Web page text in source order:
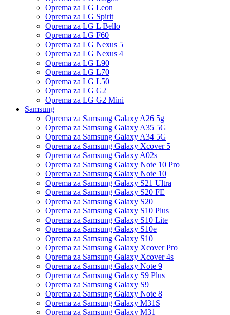
Oprema za LG Leon
Oprema za LG Spirit
Oprema za LG L Bello
Oprema za LG F60
Oprema za LG Nexus 5
Oprema za LG Nexus 4
Oprema za LG L90
Oprema za LG L70
Oprema za LG L50
Oprema za LG G2
Oprema za LG G2 Mini
Samsung
Oprema za Samsung Galaxy A26 5g
Oprema za Samsung Galaxy A35 5G
Oprema za Samsung Galaxy A34 5G
Oprema za Samsung Galaxy Xcover 5
Oprema za Samsung Galaxy A02s
Oprema za Samsung Galaxy Note 10 Pro
Oprema za Samsung Galaxy Note 10
Oprema za Samsung Galaxy S21 Ultra
Oprema za Samsung Galaxy S20 FE
Oprema za Samsung Galaxy S20
Oprema za Samsung Galaxy S10 Plus
Oprema za Samsung Galaxy S10 Lite
Oprema za Samsung Galaxy S10e
Oprema za Samsung Galaxy S10
Oprema za Samsung Galaxy Xcover Pro
Oprema za Samsung Galaxy Xcover 4s
Oprema za Samsung Galaxy Note 9
Oprema za Samsung Galaxy S9 Plus
Oprema za Samsung Galaxy S9
Oprema za Samsung Galaxy Note 8
Oprema za Samsung Galaxy M31S
Oprema za Samsung Galaxy M31